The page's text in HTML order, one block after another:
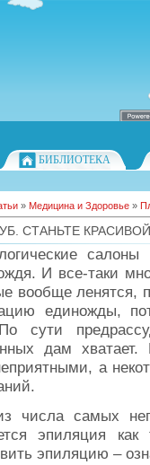
БИБЛИОТЕКА
» Медицина и Здоровье »
СТАНЬТЕ
И все-таки
вообще ленятся,
единожды,
сути
дам
а
числа самых
эпиляция
эпиляцию –